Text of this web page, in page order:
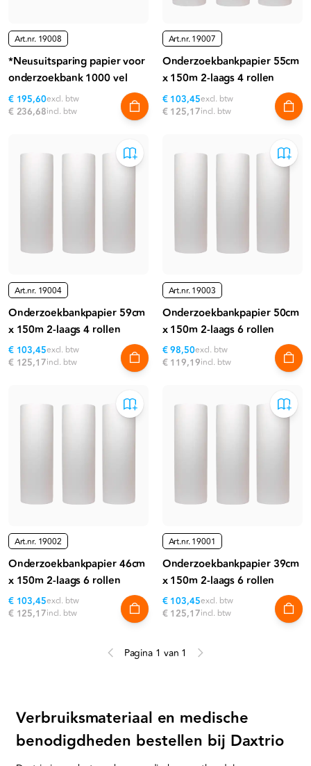
Art.nr. 19008
*Neusuitsparing papier voor
onderzoekbank 1000 vel
€ 195,60excl. btw
€ 236,68incl. btw
Art.nr.19007
Onderzoekbankpapier 55cm
x 150m 2-laags 4 rollen
€ 103,45excl. btw
€ 125,17incl. btw
Art.nr. 19004
Onderzoekbankpapier 59cm
x 150m 2-laags 4 rollen
€ 103,45excl. btw
€ 125,17incl. btw
Art.nr.19003
Onderzoekbankpapier 50cm
x 150m 2-laags 6 rollen
€ 98,50excl. btw
€ 119,19incl. btw
Art.nr. 19002
Onderzoekbankpapier 46cm
x 150m 2-laags 6 rollen
€ 103,45excl. btw
€ 125,17incl. btw
Art.nr.19001
Onderzoekbankpapier 39cm
x 150m 2-laags 6 rollen
€ 103,45excl. btw
€ 125,17incl. btw
Pagina 1 van 1
Verbruiksmateriaal en medische
benodigdheden bestellen bij Daxtrio